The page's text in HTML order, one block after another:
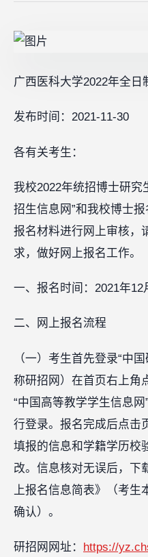
广西医科大学2022年全日
发布时间：2021-11-30
各有关考生：
我校2022年统招博士研究
招生信息网”和我校博士
报名材料进行网上审核，
求，做好网上报名工作。
一、报名时间：2021年12
二、网上报名流程
（一）考生首先登录“中
称研招网）在首页右上角
“中国高等教学学生信息
行登录。报名完成后点击
填报的信息和学籍学历校
改。信息核对无误后，下
上报名信息简表》（考
确认）。
研招网网址： https://